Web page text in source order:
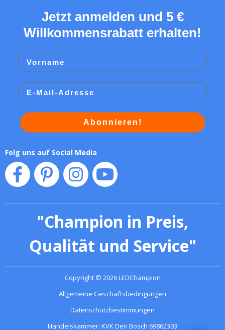
Jetzt anmelden und 5 €
Willkommensrabatt erhalten!
Vorname
Email
Abonnieren!
Folg uns auf Social Media
"Champion in Preis,
Qualität und Service"
Copyright© 2026LEDChampion
Allgemeine Geschäftsbedingungen
Datenschutzbestimmungen
Handelskammer: KVK Den Bosch 69862303